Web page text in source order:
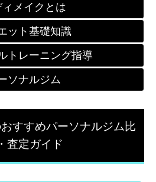
メイクとは
ット基礎知識
トレーニング指導
ソナルジム
すすめパーソナルジム比
査定ガイド